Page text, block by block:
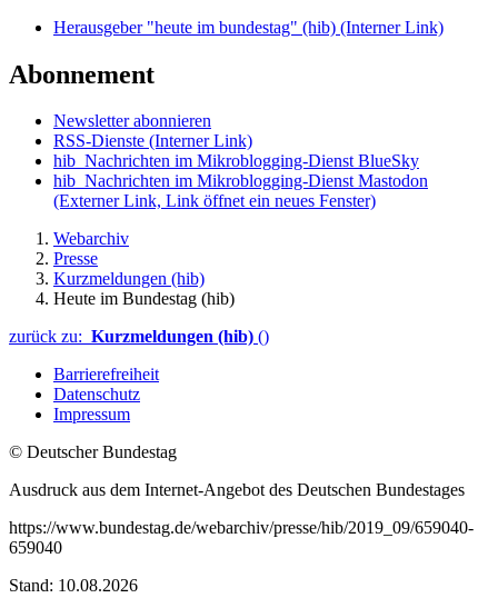
Herausgeber "heute im bundestag" (hib) (Interner Link)
Abonnement
Newsletter abonnieren
RSS-Dienste (Interner Link)
hib_Nachrichten im Mikroblogging-Dienst BlueSky
hib_Nachrichten im Mikroblogging-Dienst Mastodon
(Externer Link, Link öffnet ein neues Fenster)
Webarchiv
Presse
Kurzmeldungen (hib)
Heute im Bundestag (hib)
zurück zu: Kurzmeldungen (hib) ()
Barrierefreiheit
Datenschutz
Impressum
© Deutscher Bundestag
Ausdruck aus dem Internet-Angebot des Deutschen Bundestages
https://www.bundestag.de/webarchiv/presse/hib/2019_09/659040-
659040
Stand: 10.08.2026